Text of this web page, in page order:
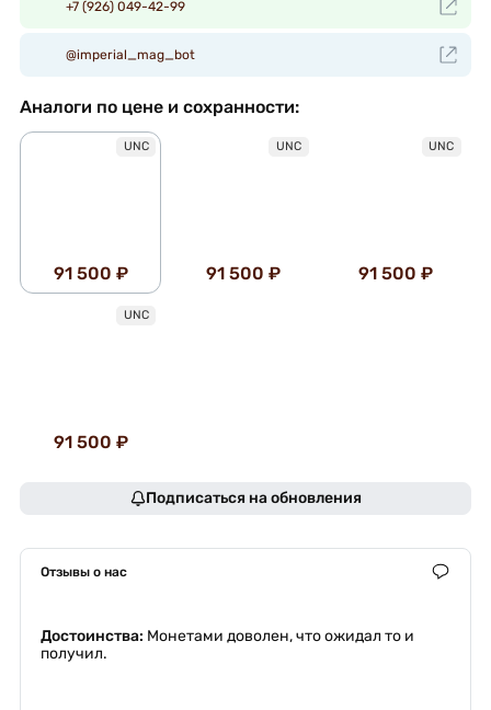
+7 (926) 049-42-99
@imperial_mag_bot
Аналоги по цене и сохранности:
UNC
91 500 ₽
UNC
91 500 ₽
UNC
91 500 ₽
UNC
91 500 ₽
Подписаться на обновления
Отзывы о нас
Достоинства: Монетами доволен, что ожидал то и
получил.